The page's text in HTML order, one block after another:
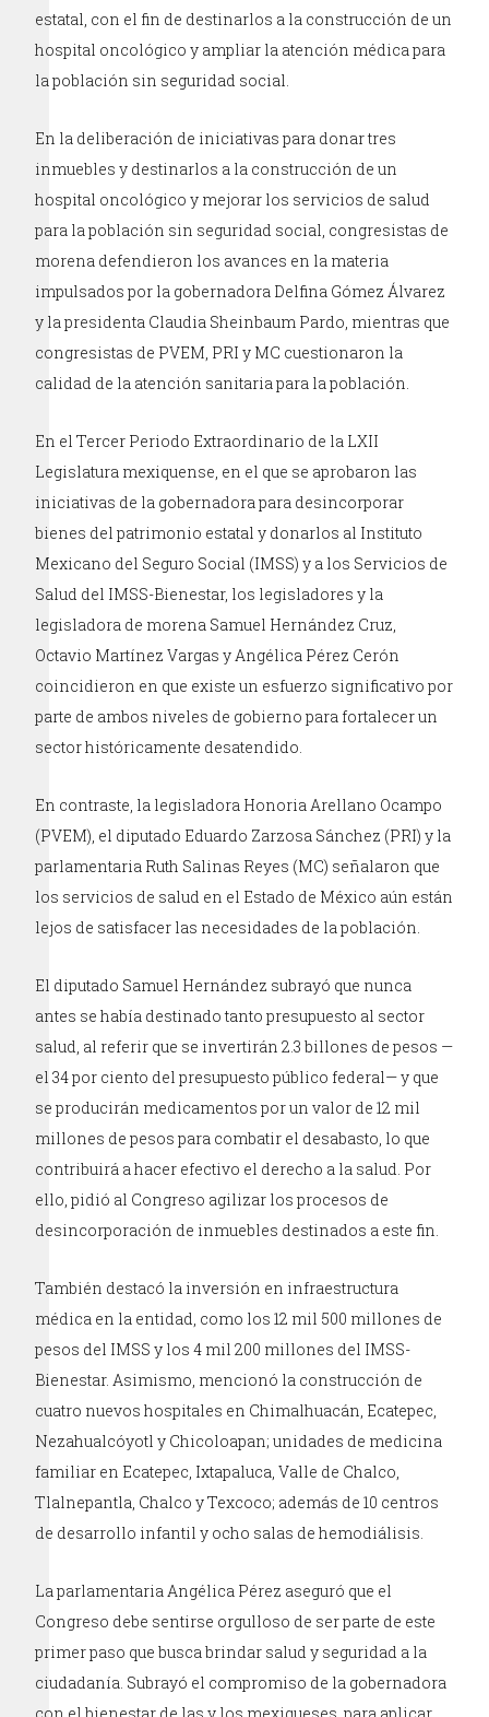
estatal, con el fin de destinarlos a la construcción de un
hospital oncológico y ampliar la atención médica para
la población sin seguridad social.
En la deliberación de iniciativas para donar tres
inmuebles y destinarlos a la construcción de un
hospital oncológico y mejorar los servicios de salud
para la población sin seguridad social, congresistas de
morena defendieron los avances en la materia
impulsados por la gobernadora Delfina Gómez Álvarez
y la presidenta Claudia Sheinbaum Pardo, mientras que
congresistas de PVEM, PRI y MC cuestionaron la
calidad de la atención sanitaria para la población.
En el Tercer Periodo Extraordinario de la LXII
Legislatura mexiquense, en el que se aprobaron las
iniciativas de la gobernadora para desincorporar
bienes del patrimonio estatal y donarlos al Instituto
Mexicano del Seguro Social (IMSS) y a los Servicios de
Salud del IMSS-Bienestar, los legisladores y la
legisladora de morena Samuel Hernández Cruz,
Octavio Martínez Vargas y Angélica Pérez Cerón
coincidieron en que existe un esfuerzo significativo por
parte de ambos niveles de gobierno para fortalecer un
sector históricamente desatendido.
En contraste, la legisladora Honoria Arellano Ocampo
(PVEM), el diputado Eduardo Zarzosa Sánchez (PRI) y la
parlamentaria Ruth Salinas Reyes (MC) señalaron que
los servicios de salud en el Estado de México aún están
lejos de satisfacer las necesidades de la población.
El diputado Samuel Hernández subrayó que nunca
antes se había destinado tanto presupuesto al sector
salud, al referir que se invertirán 2.3 billones de pesos —
el 34 por ciento del presupuesto público federal— y que
se producirán medicamentos por un valor de 12 mil
millones de pesos para combatir el desabasto, lo que
contribuirá a hacer efectivo el derecho a la salud. Por
ello, pidió al Congreso agilizar los procesos de
desincorporación de inmuebles destinados a este fin.
También destacó la inversión en infraestructura
médica en la entidad, como los 12 mil 500 millones de
pesos del IMSS y los 4 mil 200 millones del IMSS-
Bienestar. Asimismo, mencionó la construcción de
cuatro nuevos hospitales en Chimalhuacán, Ecatepec,
Nezahualcóyotl y Chicoloapan; unidades de medicina
familiar en Ecatepec, Ixtapaluca, Valle de Chalco,
Tlalnepantla, Chalco y Texcoco; además de 10 centros
de desarrollo infantil y ocho salas de hemodiálisis.
La parlamentaria Angélica Pérez aseguró que el
Congreso debe sentirse orgulloso de ser parte de este
primer paso que busca brindar salud y seguridad a la
ciudadanía. Subrayó el compromiso de la gobernadora